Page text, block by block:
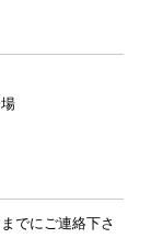
にご連絡下さ